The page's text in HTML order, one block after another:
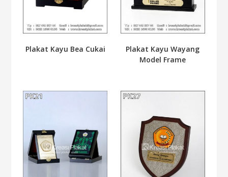
Plakat Kayu Bea Cukai
Plakat Kayu Wayang
Model Frame